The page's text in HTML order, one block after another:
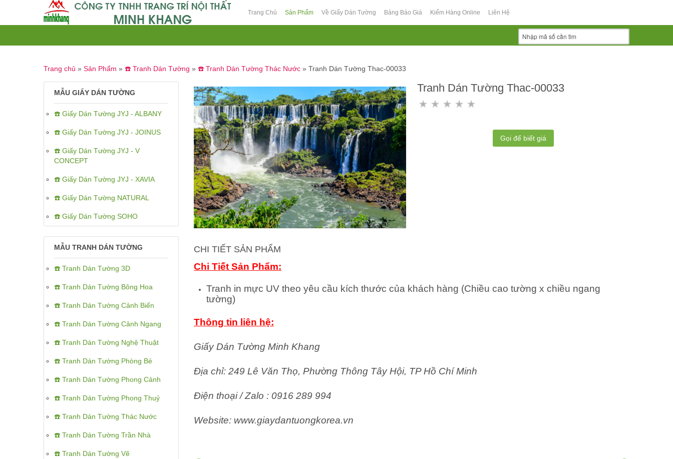
Trang Chủ Sản Phẩm Về Giấy Dán Tường Bảng Báo Giá Kiểm Hàng Online Liên Hệ
Trang chủ » Sản Phẩm » ☎️ Tranh Dán Tường » ☎️ Tranh Dán Tường Thác Nước » Tranh Dán Tường Thac-00033
MẪU GIẤY DÁN TƯỜNG
☎️ Giấy Dán Tường JYJ - ALBANY
☎️ Giấy Dán Tường JYJ - JOINUS
☎️ Giấy Dán Tường JYJ - V
CONCEPT
☎️ Giấy Dán Tường JYJ - XAVIA
☎️ Giấy Dán Tường NATURAL
☎️ Giấy Dán Tường SOHO
MẪU TRANH DÁN TƯỜNG
☎️ Tranh Dán Tường 3D
☎️ Tranh Dán Tường Bông Hoa
☎️ Tranh Dán Tường Cảnh Biển
☎️ Tranh Dán Tường Cảnh Ngang
☎️ Tranh Dán Tường Nghệ Thuật
☎️ Tranh Dán Tường Phòng Bé
☎️ Tranh Dán Tường Phong Cảnh
☎️ Tranh Dán Tường Phong Thuỷ
☎️ Tranh Dán Tường Thác Nước
☎️ Tranh Dán Tường Trần Nhà
☎️ Tranh Dán Tường Vẽ
Tranh Dán Tường Thac-00033
Gọi để biết giá
CHI TIẾT SẢN PHẨM
Chi Tiết Sản Phẩm:
Tranh in mực UV theo yêu cầu kích thước của khách hàng (Chiều cao tường x chiều ngang
tường)
Thông tin liên hệ:
Giấy Dán Tường Minh Khang
Địa chỉ: 249 Lê Văn Thọ, Phường Thông Tây Hội, TP Hồ Chí Minh
Điện thoại / Zalo : 0916 289 994
Website: www.giaydantuongkorea.vn